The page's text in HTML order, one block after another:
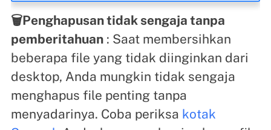
🗑️Penghapusan tidak sengaja tanpa
pemberitahuan: Saat membersihkan
beberapa file yang tidak diinginkan dari
desktop, Anda mungkin tidak sengaja
menghapus file penting tanpa
menyadarinya. Coba periksa kotak